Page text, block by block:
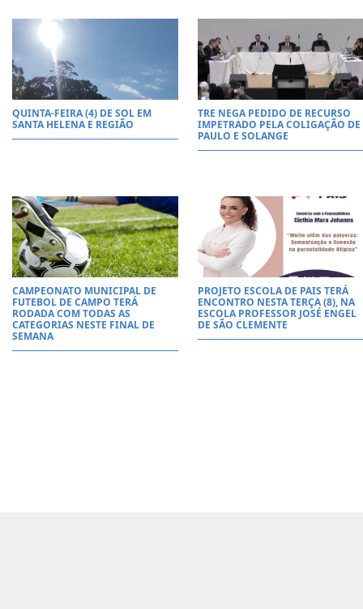
QUINTA-FEIRA (4) DE SOL EM
SANTA HELENA E REGIÃO
TRE NEGA PEDIDO DE RECURSO
IMPETRADO PELA COLIGAÇÃO DE
PAULO E SOLANGE
CAMPEONATO MUNICIPAL DE
FUTEBOL DE CAMPO TERÁ
RODADA COM TODAS AS
CATEGORIAS NESTE FINAL DE
SEMANA
PROJETO ESCOLA DE PAIS TERÁ
ENCONTRO NESTA TERÇA (8), NA
ESCOLA PROFESSOR JOSÉ ENGEL
DE SÃO CLEMENTE